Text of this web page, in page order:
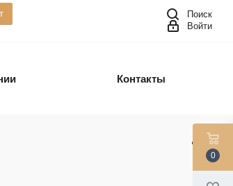
Поиск
Войти
Контакты
0